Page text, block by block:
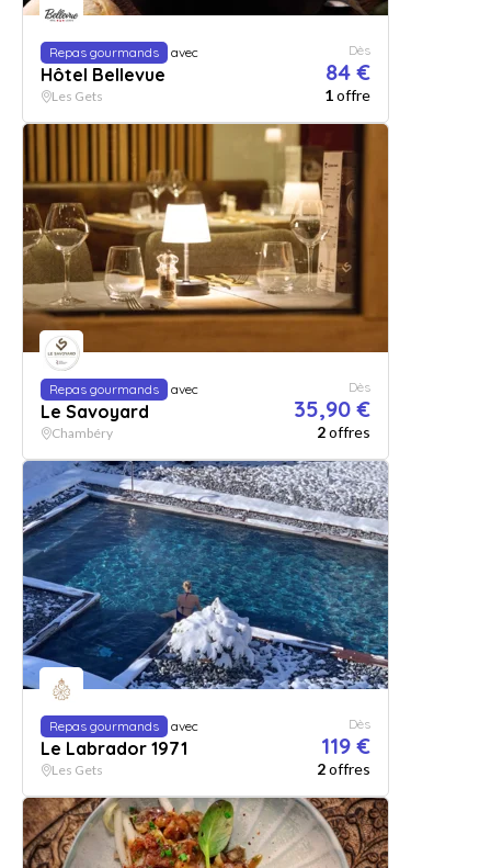
Repas gourmands avec
Hôtel Bellevue
Dès
84 €
Les Gets 1offre
Repas gourmands avec
Le Savoyard
Dès
35,90 €
Chambéry 2offres
Repas gourmands avec
Le Labrador 1971
Dès
119 €
Les Gets 2offres